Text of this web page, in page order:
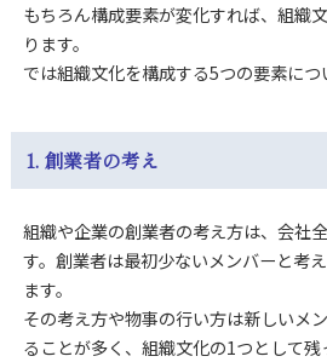
もちろん構成要素が変化すれば、組織
ります。
では組織文化を構成する5つの要素につ
1. 創業者の考え
組織や企業の創業者の考え方は、会社
す。創業者は最初少ないメンバーと考
ます。
その考え方や物事の行い方は新しいメ
ることが多く、組織文化の1つとして残